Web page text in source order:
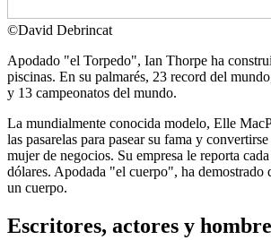
©David Debrincat
Apodado "el Torpedo", Ian Thorpe ha
piscinas. En su palmarés, 23 record del
y 13 campeonatos del mundo.
La mundialmente conocida modelo, Elle
las pasarelas para pasear su fama y
mujer de negocios. Su empresa le reporta
dólares. Apodada "el cuerpo", ha demostrado
un cuerpo.
Escritores, actores y